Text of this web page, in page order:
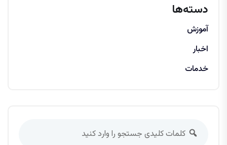
دسته‌ها
آموزش
اخبار
خدمات